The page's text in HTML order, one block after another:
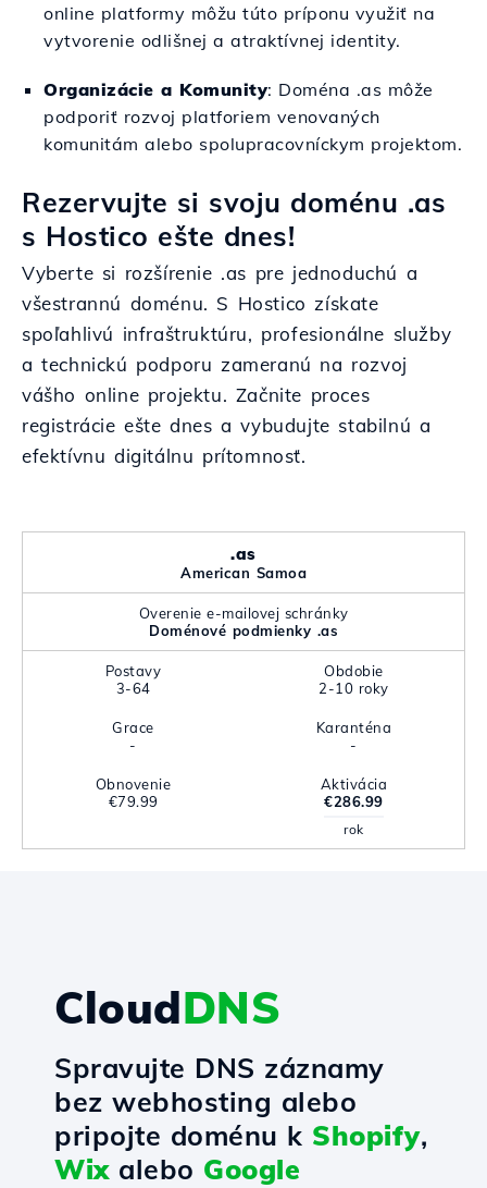
online platformy môžu túto príponu využiť na
vytvorenie odlišnej a atraktívnej identity.
Organizácie a Komunity: Doména .as môže
podporiť rozvoj platforiem venovaných
komunitám alebo spolupracovníckym projektom.
Rezervujte si svoju doménu .as
s Hostico ešte dnes!
Vyberte si rozšírenie .as pre jednoduchú a
všestrannú doménu. S Hostico získate
spoľahlivú infraštruktúru, profesionálne služby
a technickú podporu zameranú na rozvoj
vášho online projektu. Začnite proces
registrácie ešte dnes a vybudujte stabilnú a
efektívnu digitálnu prítomnosť.
.as
American Samoa
Overenie e-mailovej schránky
Doménové podmienky .as
Postavy
3-64
Obdobie
2-10 roky
Grace
-
Karanténa
-
Obnovenie
€79.99
Aktivácia
€286.99
rok
CloudDNS
Spravujte DNS záznamy
bez webhosting alebo
pripojte doménu k Shopify,
Wixalebo Google